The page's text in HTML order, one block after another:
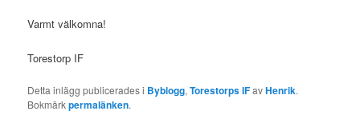
Varmt välkomna!
Torestorp IF
Detta inlägg publicerades i Byblogg,Torestorps IFavHenrik.
Bokmärkpermalänken.